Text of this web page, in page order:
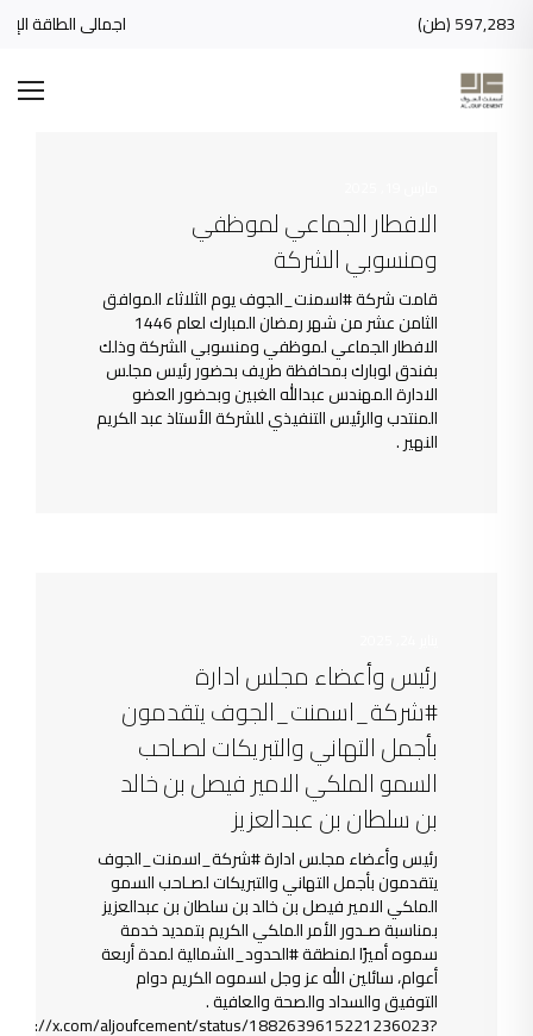
اجمالي الطاقة الإنتاجية : 10,000 ( طن)
إيرادات مبيعات : 244,311,340.63 (ريال)
الافطار الجماعي لموظفي
ومنسوبي الشركة
قامت شركة ‫#اسمنت_الجوف يوم الثلاثاء الموافق
الثامن عشر من شهر رمضان المبارك لعام 1446
‏الافطار الجماعي لموظفي ومنسوبي الشركة وذلك
بفندق لوبارك بمحافظة طريف بحضور رئيس مجلس
الادارة المهندس عبدالله الغبين ‏وبحضور العضو
المنتدب والرئيس التنفيذي للشركة الأستاذ عبد الكريم
النهير .
رئيس وأعضاء مجلس ادارة
#شركة_اسمنت_الجوف يتقدمون
بأجمل التهاني والتبريكات لصـاحب
السمو الملكي الامير فيصل بن خالد
بن سلطان بن عبدالعزيز
رئيس وأعضاء مجلس ادارة #شركة_اسمنت_الجوف
يتقدمون بأجمل التهاني والتبريكات لصـاحب السمو
الملكي الامير فيصل بن خالد بن سلطان بن عبدالعزيز
بمناسبة صـدور الأمر الملكي الكريم بتمديد خدمة
سموه أميرًا لمنطقة #الحدود_الشمالية لمدة أربعة
أعوام، سائلين الله عز وجل لسموه الكريم دوام
التوفيق والسداد والصحة والعافية .
https://x.com/aljoufcement/status/1882639615221236023?